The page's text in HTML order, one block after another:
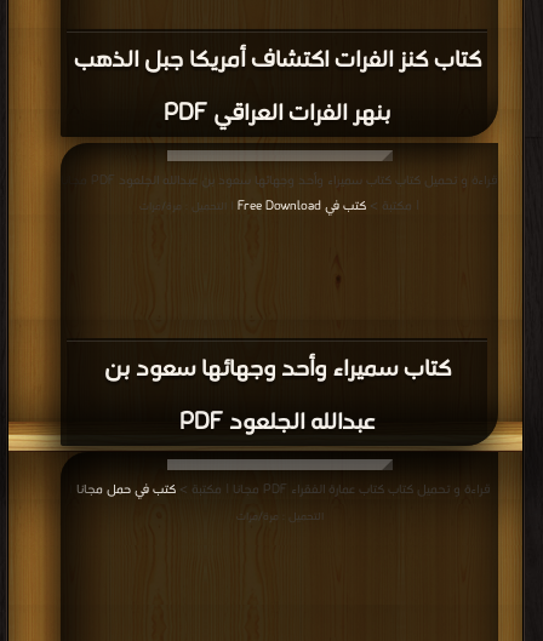
كتاب كنز الفرات اكتشاف أمريكا جبل الذهب
بنهر الفرات العراقي PDF
كتاب سميراء وأحد وجهائها سعود بن
عبدالله الجلعود PDF
| مكتبة > كتب في Free Download | التحميل : مرة/مرات
قراءة و تحميل كتاب كتاب عمارة الفقراء PDF مجانا | مكتبة > كتب في حمل مجانا
التحميل : مرة/مرات